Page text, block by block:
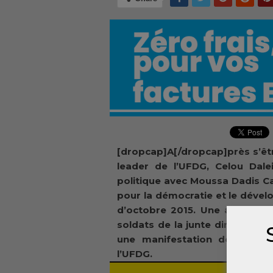
[dropcap]A[/dropcap]près
leader de l’UFDG, Celou
politique avec Moussa Dadis
pour la démocratie et le
d’octobre 2015. Une alliance
soldats de la junte dirigée par
une manifestation de
l’UFDG.